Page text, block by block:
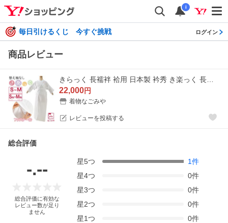
i
毎日引けるくじ 今すぐ挑戦 ログイン
商品レビュー
22,000円
着物なごみや
レビューを投稿する
総合評価
-.--
総合評価に有効な
レビュー数が足り
ません
星5つ 1件
星4つ 0件
星3つ 0件
星2つ 0件
星1つ 0件